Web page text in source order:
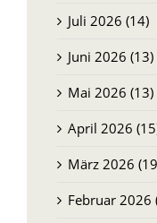
Juli 2026 (14)
Juni 2026 (13)
Mai 2026 (13)
April 2026
März 2026
Februar 2026